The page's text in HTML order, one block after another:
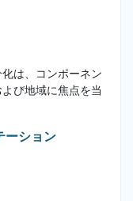
は、コンポーネン
び地域に焦点を当
ーション